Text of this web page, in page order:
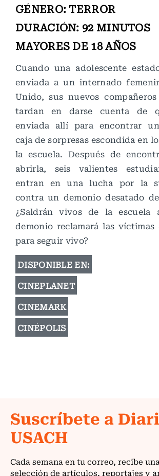
GÉNERO: TERROR
DURACIÓN: 92 MINUTOS
MAYORES DE 18 AÑOS
Cuando una adolescente
enviada a un internado
Unido, sus nuevos
tardan en darse cuenta de
enviada allí para encontrar
caja de sorpresas escondida en
la escuela. Después de
abrirla, seis valientes
entran en una lucha por la
contra un demonio desatado
¿Saldrán vivos de la escuela
demonio reclamará las víctimas
para seguir vivo?
DISPONIBLE EN:
CINEPLANET
CINEMARK
CINÉPOLIS